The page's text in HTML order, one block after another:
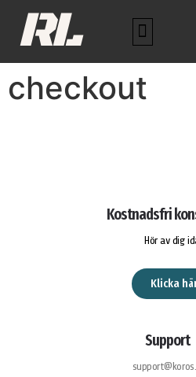
RL
checkout
Kostnadsfri
Hör av dig
Klicka
Support